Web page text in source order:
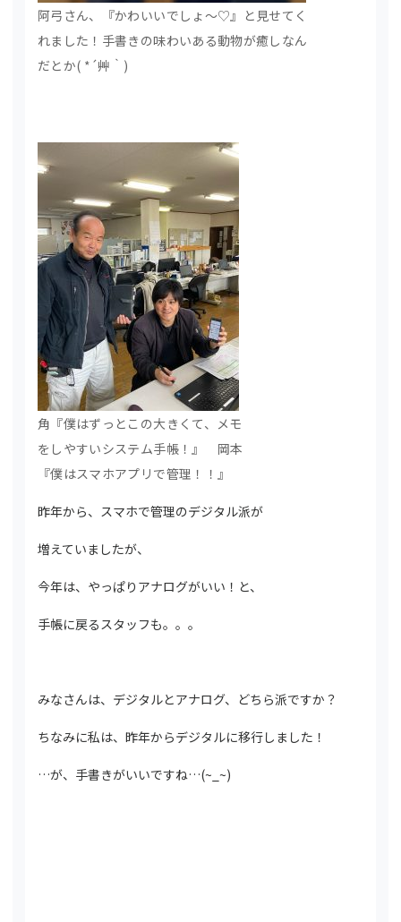
阿弓さん、『かわいいでしょ～♡』と見せてく
れました！手書きの味わいある動物が癒しなん
だとか( *´艸｀)
角『僕はずっとこの大きくて、メモ
をしやすいシステム手帳！』 岡本
『僕はスマホアプリで管理！！』
昨年から、スマホで管理のデジタル派が
増えていましたが、
今年は、やっぱりアナログがいい！と、
手帳に戻るスタッフも。。。
みなさんは、デジタルとアナログ、どちら派ですか？
ちなみに私は、昨年からデジタルに移行しました！
…が、手書きがいいですね…(~_~)